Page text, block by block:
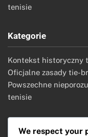
tenisie
Kategorie
Kontekst historyczny
Oficjalne zasady tie-
Powszechne
tenisie
We respect your